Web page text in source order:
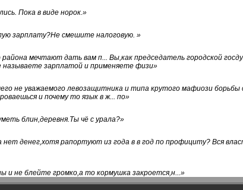
Пока в виде норок.»
зарплату?Не смешите налоговую. »
района мечтают дать вам п... Вы,как председатель городской
называете зарплатой и применяете физи»
не уважаемого левозащитника и типа крутого мафиози
и почему то язык в ж... по»
блин,деревня.Ты чё с урала?»
нет денег,хотя рапортуют из года в в год по профициту? Вся
и не блейте громко,а то кормушка закроется,н...»